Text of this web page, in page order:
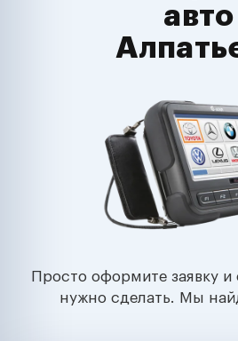
авто
Просто оформите заявку
нужно сделать. Мы